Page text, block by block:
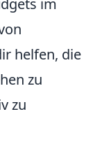
helfen, die
zu
zu